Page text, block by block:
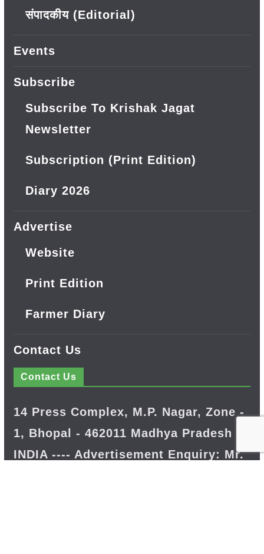
संपादकीय (Editorial)
Events
Subscribe
Subscribe To Krishak Jagat
Newsletter
Subscription (Print Edition)
Diary 2026
Advertise
Website
Print Edition
Farmer Diary
Contact Us
Contact Us
14 Press Complex, M.P. Nagar, Zone -
1, Bhopal - 462011 Madhya Pradesh
INDIA ---- Advertisement Enquiry: Mr.